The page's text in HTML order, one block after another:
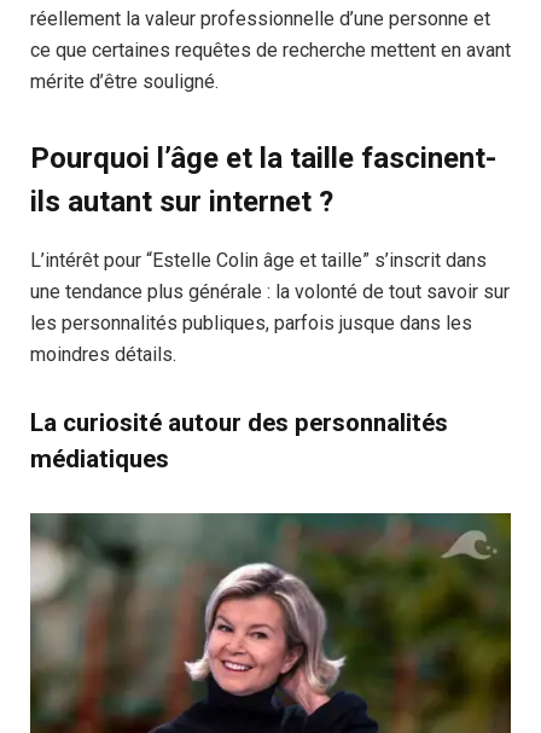
réellement la valeur professionnelle d’une personne et
ce que certaines requêtes de recherche mettent en avant
mérite d’être souligné.
Pourquoi l’âge et la taille fascinent-
ils autant sur internet ?
L’intérêt pour “Estelle Colin âge et taille” s’inscrit dans
une tendance plus générale : la volonté de tout savoir sur
les personnalités publiques, parfois jusque dans les
moindres détails.
La curiosité autour des personnalités
médiatiques